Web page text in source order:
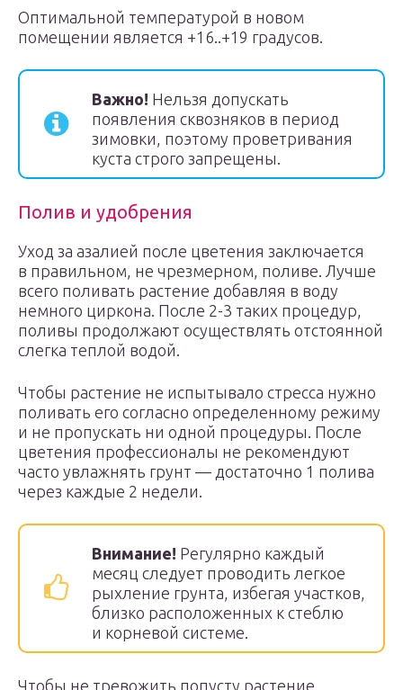
Оптимальной температурой в новом
помещении является +16..+19 градусов.
Важно! Нельзя допускать
появления сквозняков в период
зимовки, поэтому проветривания
куста строго запрещены.
Полив и удобрения
Уход за азалией после цветения заключается
в правильном, не чрезмерном, поливе. Лучше
всего поливать растение добавляя в воду
немного циркона. После 2-3 таких процедур,
поливы продолжают осуществлять отстоянной
слегка теплой водой.
Чтобы растение не испытывало стресса нужно
поливать его согласно определенному режиму
и не пропускать ни одной процедуры. После
цветения профессионалы не рекомендуют
часто увлажнять грунт — достаточно 1 полива
через каждые 2 недели.
Внимание! Регулярно каждый
месяц следует проводить легкое
рыхление грунта, избегая участков,
близко расположенных к стеблю
и корневой системе.
Чтобы не тревожить попусту растение,